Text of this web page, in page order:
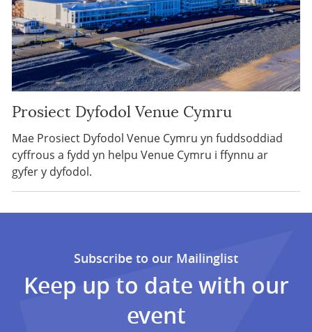
Prosiect Dyfodol Venue Cymru
Mae Prosiect Dyfodol Venue Cymru yn fuddsoddiad
cyffrous a fydd yn helpu Venue Cymru i ffynnu ar
gyfer y dyfodol.
Subscribe to our Mailinglist
Keep up to date with our
event